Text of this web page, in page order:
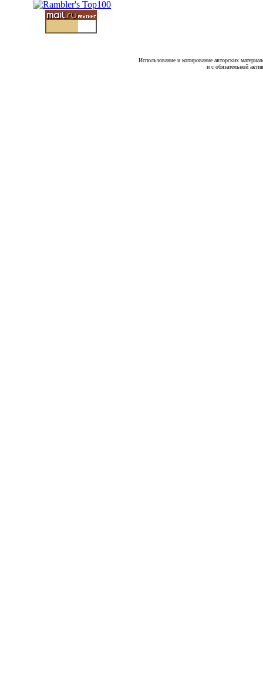
Использование и копирование авторских
и с обязательной